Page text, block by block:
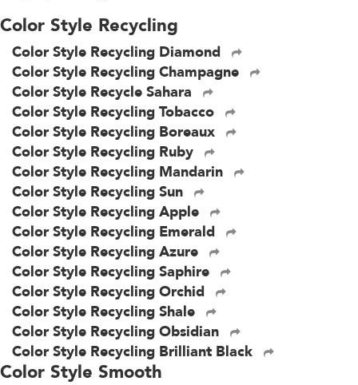
Color Style Recycling
Color Style Recycling Diamond
Color Style Recycling Champagne
Color Style Recycle Sahara
Color Style Recycling Tobacco
Color Style Recycling Boreaux
Color Style Recycling Ruby
Color Style Recycling Mandarin
Color Style Recycling Sun
Color Style Recycling Apple
Color Style Recycling Emerald
Color Style Recycling Azure
Color Style Recycling Saphire
Color Style Recycling Orchid
Color Style Recycling Shale
Color Style Recycling Obsidian
Color Style Recycling Brilliant Black
Color Style Smooth